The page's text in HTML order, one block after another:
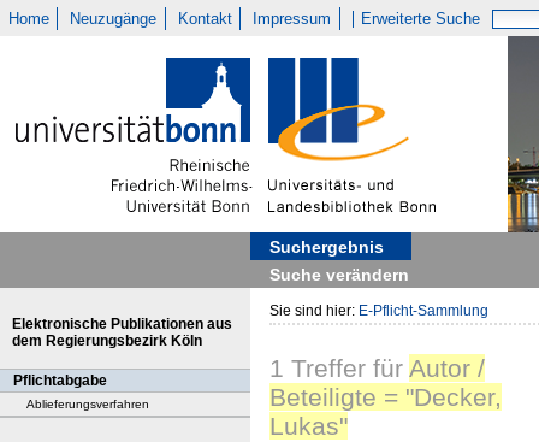
Home Neuzugänge Kontakt Impressum Erweiterte Suche
Suchergebnis
Suche verändern
Elektronische Publikationen aus
dem Regierungsbezirk Köln
Pflichtabgabe
Ablieferungsverfahren
Sie sind hier: E-Pflicht-Sammlung
1 Treffer für Autor /
Beteiligte = "Decker,
Lukas"